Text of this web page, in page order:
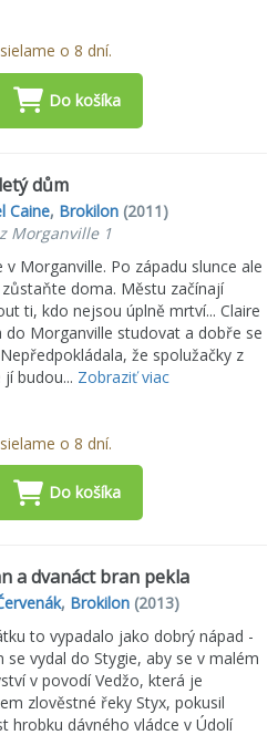
o 8 dní.
Do košíka
dům
Caine, Brokilon (2011)
Morganville 1
v Morganville. Po západu slunce ale
doma. Městu začínají
ti, kdo nejsou úplně mrtví... Claire
do Morganville studovat a dobře se
že spolužačky z
budou... Zobraziť viac
o 8 dní.
Do košíka
a dvanáct bran pekla
, Brokilon (2013)
to vypadalo jako dobrý nápad -
se vydal do Stygie, aby se v malém
v povodí Vedžo, která je
zlověstné řeky Styx, pokusil
hrobku dávného vládce v Údolí